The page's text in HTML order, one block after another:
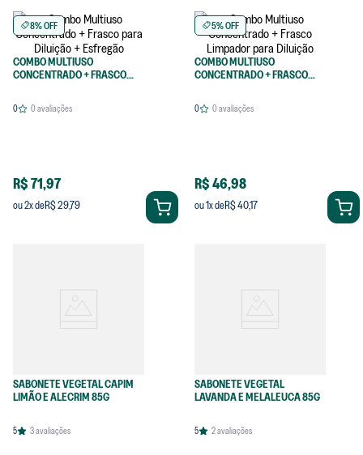
8% OFF
COMBO MULTIUSO
CONCENTRADO + FRASCO
0 0avaliações
R$ 71,97
ou2x deR$ 29,79
5% OFF
COMBO MULTIUSO
CONCENTRADO + FRASCO
0 0avaliações
R$ 46,98
ou1x deR$ 40,17
SABONETE VEGETAL CAPIM
LIMÃO E ALECRIM 85G
5 3avaliações
SABONETE VEGETAL
LAVANDA E MELALEUCA 85G
5 2avaliações